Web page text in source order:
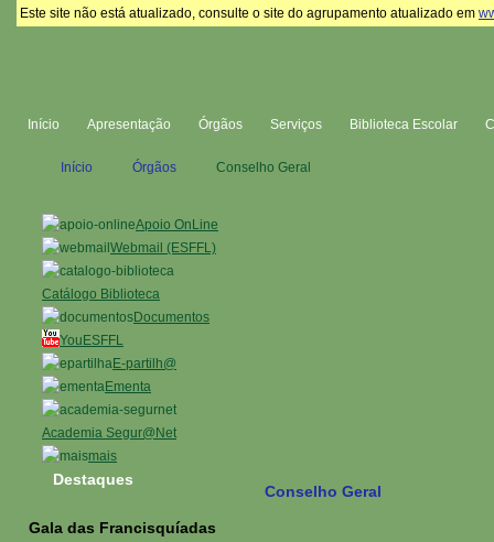
Este site não está atualizado, consulte o site do agrupamento atualizado em
Início Apresentação Órgãos Serviços Biblioteca Escolar
Apoio OnLine
Webmail (ESFFL)
Catálogo Biblioteca
Documentos
YouESFFL
E-partilh@
Ementa
Academia Segur@Net
mais
Início Órgãos Conselho Geral
Conselho Geral
Destaques
Gala das Francisquíadas